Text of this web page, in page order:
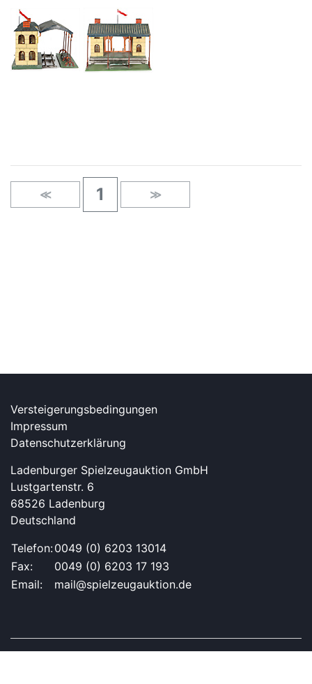
≪ 1 ≫
Versteigerungsbedingungen
Impressum
Datenschutzerklärung
Ladenburger Spielzeugauktion GmbH
Lustgartenstr. 6
68526 Ladenburg
Deutschland
Telefon:0049 (0) 6203 13014
Fax:
0049 (0) 6203 17 193
Email:
mail@spielzeugauktion.de